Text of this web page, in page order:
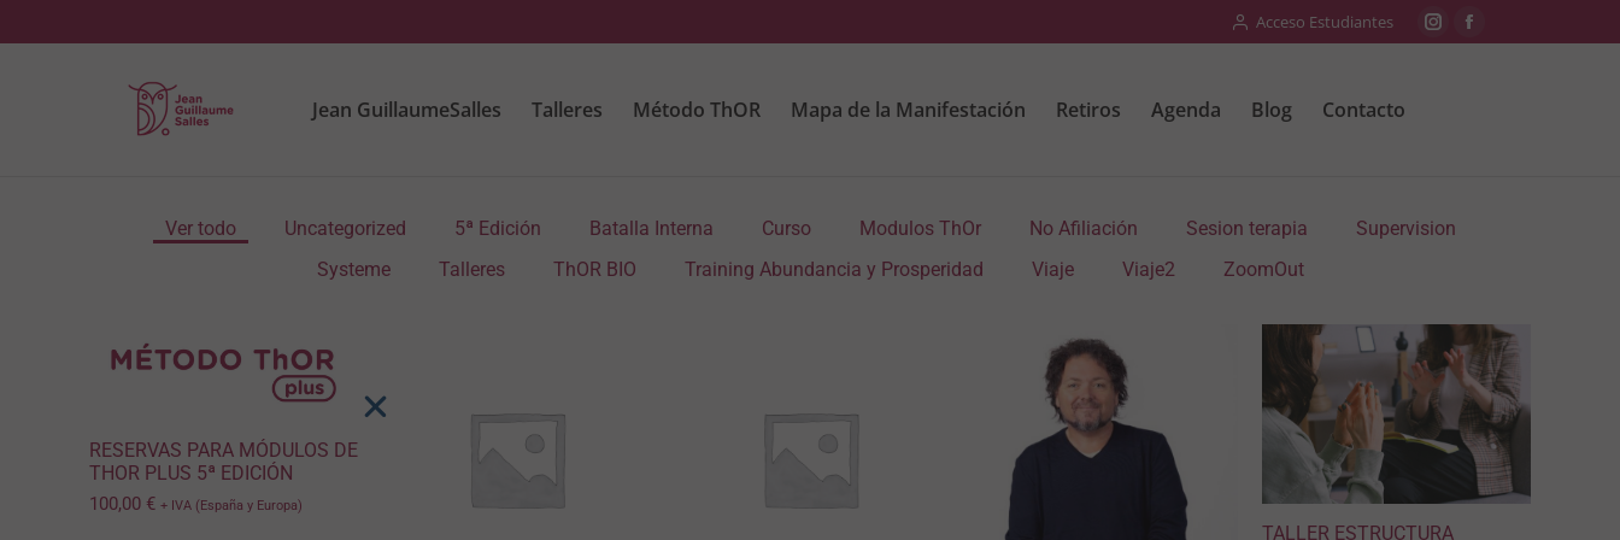
Acceso Estudiantes
Jean GuillaumeSalles Talleres Método ThOR Mapa de la Manifestación Retiros Agenda Blog Contacto
Ver todo Uncategorized 5ª Edición Batalla Interna Curso Modulos ThOr No Afiliación Sesion terapia
Supervision
Systeme
Talleres ThOR BIO Training Abundancia y Prosperidad Viaje Viaje2 ZoomOut
RESERVAS PARA MÓDULOS DE
THOR PLUS 5ª EDICIÓN
100,00 € + IVA (España y Europa)
TALLER ESTRUCTURA